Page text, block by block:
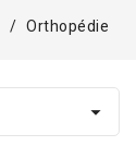
Orthopédie
